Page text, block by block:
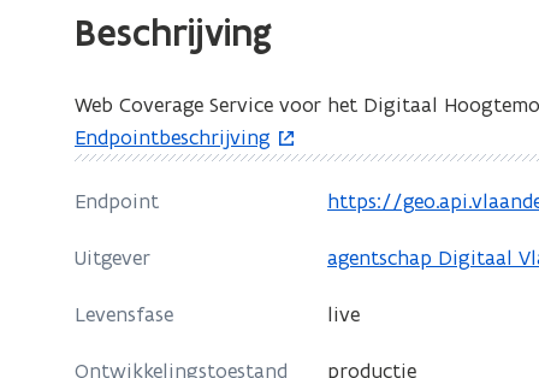
Vlaanderen
Beschrijving
Web Coverage Service voor het Digitaal
Endpointbeschrijving
o
p
e
t
n
Endpoint https://
o
e
n
i
Uitgever agentschap Digitaal
Levensfase live
Ontwikkelingstoestand productie